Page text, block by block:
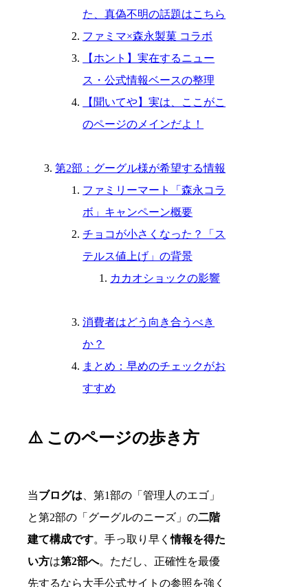
た、真偽不明の話題はこちら
ファミマ×森永製菓 コラボ
【ホント】実在するニュー
ス・公式情報ベースの整理
【聞いてや】実は、ここがこ
のページのメインだよ！
第2部：グーグル様が希望する情報
ファミリーマート「森永コラ
ボ」キャンペーン概要
チョコが小さくなった？「ス
テルス値上げ」の背景
カカオショックの影響
消費者はどう向き合うべき
か？
まとめ：早めのチェックがお
すすめ
⚠️ このページの歩き方
当ブログは 、第1部の「管理人のエゴ」
と第2部の「グーグルのニーズ」の二階
建て構成です。手っ取り早く情報を得た
い方は第2部へ。ただし、正確性を最優
先するなら大手公式サイトの参照を強く